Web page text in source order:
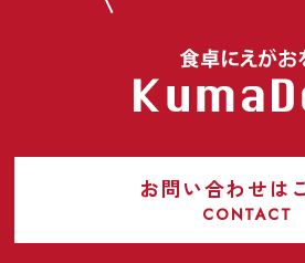
お問い合わせは
CONTACT